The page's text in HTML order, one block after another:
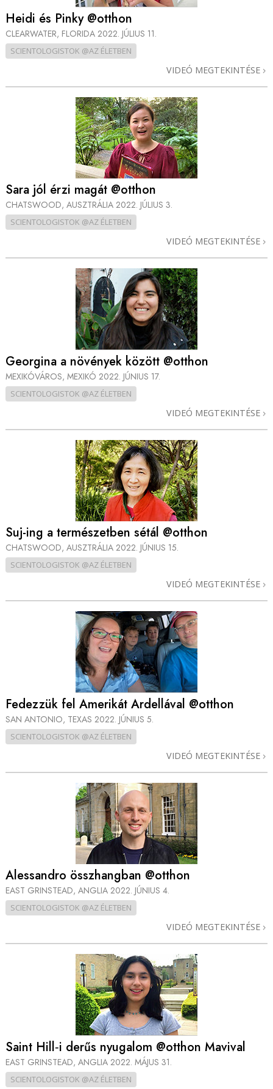
Heidi és Pinky @otthon
CLEARWATER, FLORIDA 2022. JÚLIUS 11.
SCIENTOLOGISTOK @AZ ÉLETBEN
VIDEÓ MEGTEKINTÉSE
Sara jól érzi magát @otthon
CHATSWOOD, AUSZTRÁLIA 2022. JÚLIUS 3.
SCIENTOLOGISTOK @AZ ÉLETBEN
VIDEÓ MEGTEKINTÉSE
Georgina a növények között @otthon
MEXIKÓVÁROS, MEXIKÓ 2022. JÚNIUS 17.
SCIENTOLOGISTOK @AZ ÉLETBEN
VIDEÓ MEGTEKINTÉSE
Suj-ing a természetben sétál @otthon
CHATSWOOD, AUSZTRÁLIA 2022. JÚNIUS 15.
SCIENTOLOGISTOK @AZ ÉLETBEN
VIDEÓ MEGTEKINTÉSE
Fedezzük fel Amerikát Ardellával @otthon
SAN ANTONIO, TEXAS 2022. JÚNIUS 5.
SCIENTOLOGISTOK @AZ ÉLETBEN
VIDEÓ MEGTEKINTÉSE
Alessandro összhangban @otthon
EAST GRINSTEAD, ANGLIA 2022. JÚNIUS 4.
SCIENTOLOGISTOK @AZ ÉLETBEN
VIDEÓ MEGTEKINTÉSE
Saint Hill‑i derűs nyugalom @otthon Mavival
EAST GRINSTEAD, ANGLIA 2022. MÁJUS 31.
SCIENTOLOGISTOK @AZ ÉLETBEN